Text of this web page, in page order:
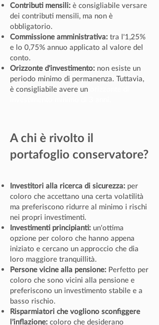
Contributi mensili: è consigliabile versare
dei contributi mensili, ma non è
obbligatorio.
Commissione amministrativa: tra l'1,25%
e lo 0,75% annuo applicato al valore del
conto.
Orizzonte d'investimento: non esiste un
periodo minimo di permanenza. Tuttavia,
è consigliabile avere un
A chi è rivolto il
portafoglio conservatore?
Investitori alla ricerca di sicurezza: per
coloro che accettano una certa volatilità
ma preferiscono ridurre al minimo i rischi
nei propri investimenti.
Investimenti principianti: un'ottima
opzione per coloro che hanno appena
iniziato e cercano un approccio che dia
loro maggiore tranquillità.
Persone vicine alla pensione: Perfetto per
coloro che sono vicini alla pensione e
preferiscono un investimento stabile e a
basso rischio.
Risparmiatori che vogliono sconfiggere
l’inflazione: coloro che desiderano